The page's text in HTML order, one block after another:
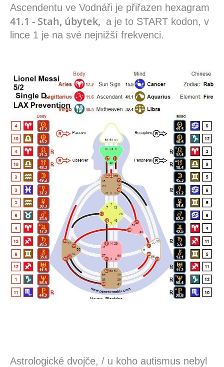
Ascendentu ve Vodnáři je přiřazen hexagram
41.1 - Stah, úbytek, a je to START kodon, v
lince 1 je na své nejnižší frekvenci.
Astrologické dvojče, / u koho autismus nebyl